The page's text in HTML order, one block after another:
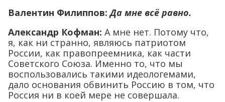
Валентин Филиппов:Да мне всё равно.
Александр Кофман: А мне нет. Потому что,
я, как ни странно, являюсь патриотом
России, как правопреемника, как части
Советского Союза. Именно то, что мы
воспользовались такими идеологемами,
дало основания обвинить Россию в том, что
Россия ни в коей мере не совершала.